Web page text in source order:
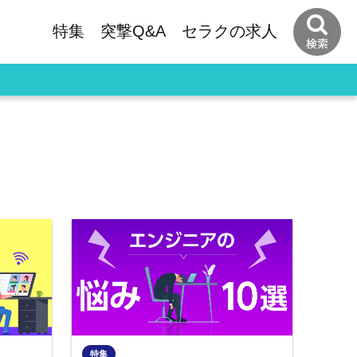
特集 突撃Q&A セラクの求人
特集